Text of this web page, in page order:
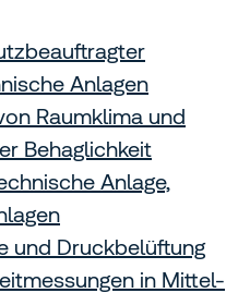
Anlagen
Raumklima und
Behaglichkeit
Anlage,
und Druckbelüftung
in Mittel-